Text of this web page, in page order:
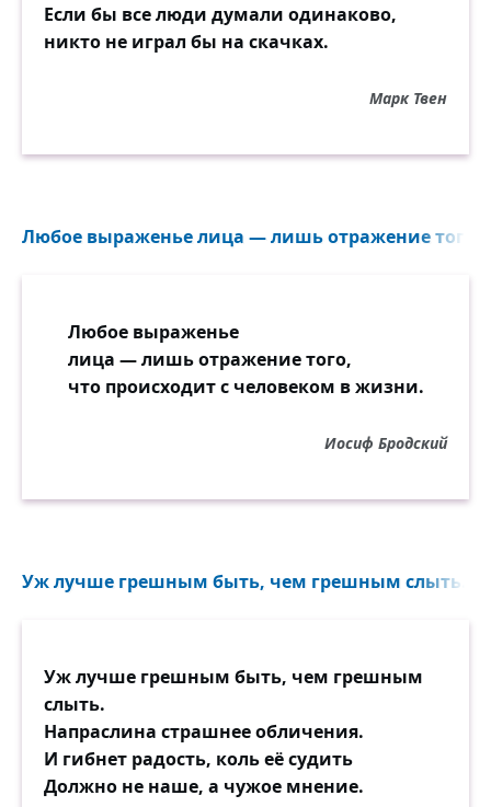
Если бы все люди думали одинаково,
никто не играл бы на скачках.
Марк Твен
Любое выраженье лица — лишь отражение того...
Любое выраженье
лица — лишь отражение того,
что происходит с человеком в жизни.
Иосиф Бродский
Уж лучше грешным быть, чем грешным слыть.
Уж лучше грешным быть, чем грешным
слыть.
Напраслина страшнее обличения.
И гибнет радость, коль её судить
Должно не наше, а чужое мнение.